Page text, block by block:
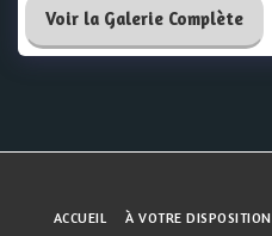
Voir la Galerie Complète
ACCUEIL À VOTRE DISPOSITION